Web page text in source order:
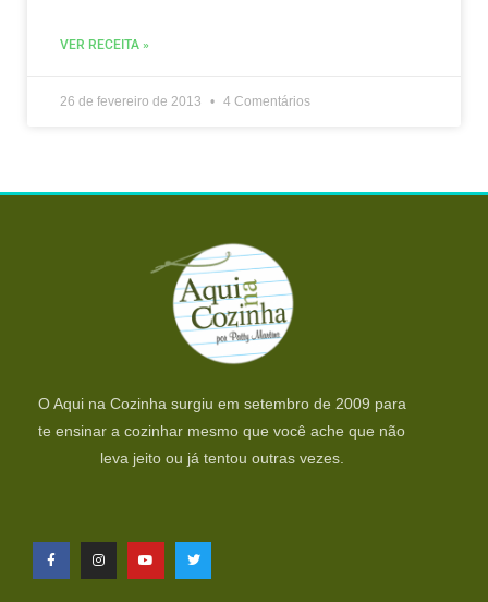
VER RECEITA »
26 de fevereiro de 2013 4 Comentários
O Aqui na Cozinha surgiu em setembro de 2009 para
te ensinar a cozinhar mesmo que você ache que não
leva jeito ou já tentou outras vezes.